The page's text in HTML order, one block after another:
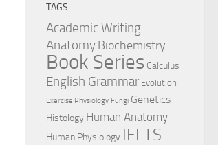
TAGS
Academic Writing
AnatomyBiochemistry
Book Series Calculus
English Grammar Evolution
Exercise Physiology Fungi Genetics
Histology Human Anatomy
Human Physiology IELTS